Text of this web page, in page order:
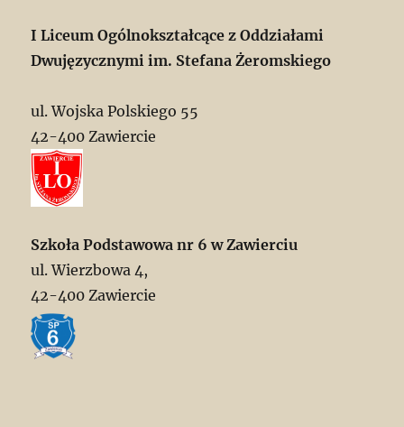
I Liceum Ogólnokształcące z Oddziałami
Dwujęzycznymi im. Stefana Żeromskiego
ul. Wojska Polskiego 55
42-400 Zawiercie
Szkoła Podstawowa nr 6 w Zawierciu
ul. Wierzbowa 4,
42-400 Zawiercie